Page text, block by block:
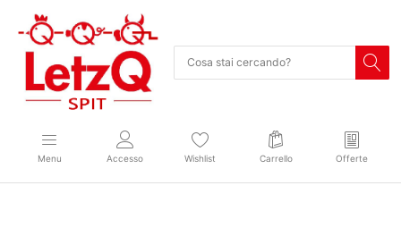
Menu Accesso Wishlist Carrello Offerte